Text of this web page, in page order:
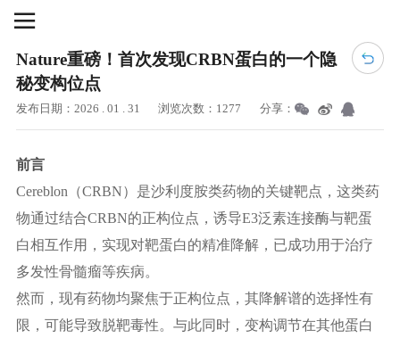
Nature重磅！首次发现CRBN蛋白的一个隐
秘变构位点
发布日期：2026 . 01 . 31 浏览次数：1277 分享：
前言
Cereblon（CRBN）是沙利度胺类药物的关键靶点，这类药
物通过结合CRBN的正构位点， 诱导E3泛素连接酶与靶蛋
白相互作用，实现对靶蛋白的精准降解，已成功用于治疗
多发性骨髓瘤等疾病。
然而，现有药物均聚焦于正构位点，其降解谱的选择性有
限，可能导致脱靶毒性。与此同时，变构调节在其他蛋白